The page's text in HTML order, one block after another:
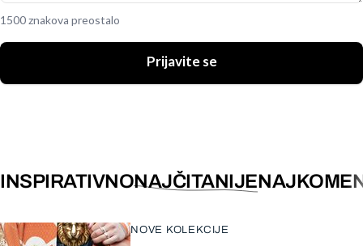
1500 znakova preostalo
Prijavite se
INSPIRATIVNONAJČITANIJE
NOVE KOLEKCIJE